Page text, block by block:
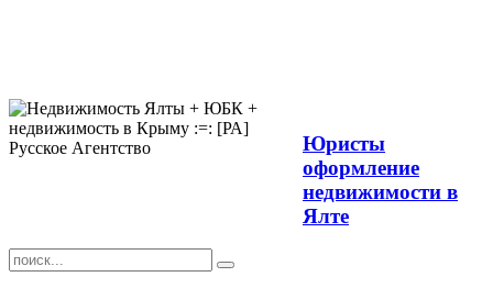
Юристы
оформление
недвижимости в
Ялте